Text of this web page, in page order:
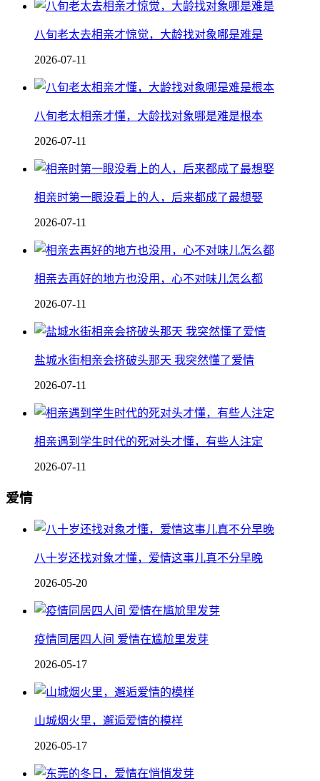
八旬老太去相亲才惊觉，大龄找对象哪是难是
2026-07-11
八旬老太相亲才懂，大龄找对象哪是难是根本
2026-07-11
相亲时第一眼没看上的人，后来都成了最想娶
2026-07-11
相亲去再好的地方也没用，心不对味儿怎么都
2026-07-11
盐城水街相亲会挤破头那天 我突然懂了爱情
2026-07-11
相亲遇到学生时代的死对头才懂，有些人注定
2026-07-11
爱情
八十岁还找对象才懂，爱情这事儿真不分早晚
2026-05-20
疫情同居四人间 爱情在尴尬里发芽
2026-05-17
山城烟火里，邂逅爱情的模样
2026-05-17